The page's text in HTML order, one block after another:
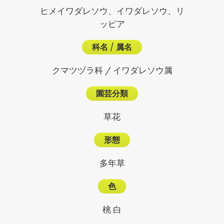
ヒメイワダレソウ、イワダレソウ、リ
ッピア
科名 / 属名
クマツヅラ科 / イワダレソウ属
園芸分類
草花
形態
多年草
色
桃 白